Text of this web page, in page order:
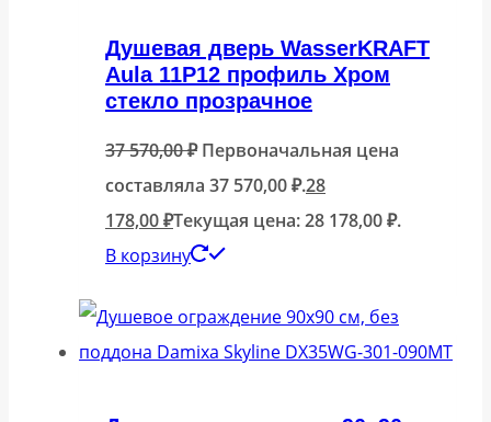
Душевая дверь WasserKRAFT
Aula 11P12 профиль Хром
стекло прозрачное
37 570,00₽ Первоначальная цена
составляла 37 570,00 ₽.28
178,00₽Текущая цена: 28 178,00 ₽.
В корзину